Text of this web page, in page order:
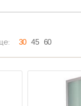
30 45 60